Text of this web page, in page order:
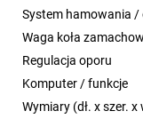
System hamowania /
Waga koła
Regulacja oporu
Komputer / funkcje
Wymiary (dł. x szer. x